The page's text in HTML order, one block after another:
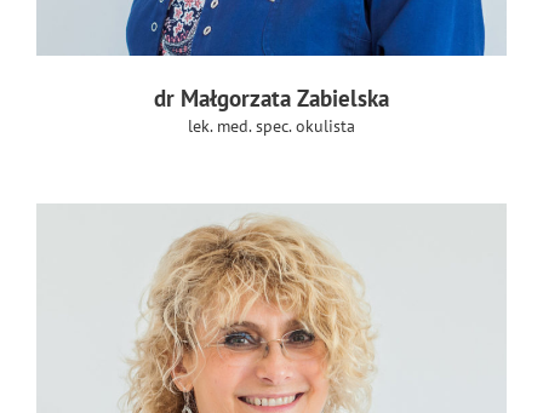
dr Małgorzata Zabielska
lek. med. spec. okulista